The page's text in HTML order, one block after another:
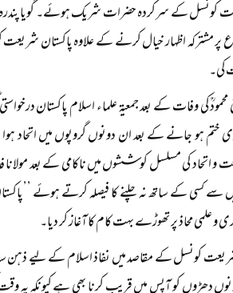
کونسل کے سرکردہ حضرات شریک ہوئے۔ گویا پندرہ
مشترکہ اظہار خیال کرنے کے علاوہ پاکستان
کی۔
محمودؒ کی وفات کے بعد جمعیۃ علماء اسلام پاکستان
ختم ہو جانے کے بعد ان دونوں گروپوں میں اتحاد
اتحاد کی مسلسل کوششوں میں ناکامی کے بعد مولانا
کسی کے ساتھ نہ چلنے کا فیصلہ کرتے ہوئے
و علمی محاذ پر تھوڑے بہت کام کا آغاز کر دیا۔
کونسل کے مقاصد میں نفاذ اسلام کے لیے ذہن